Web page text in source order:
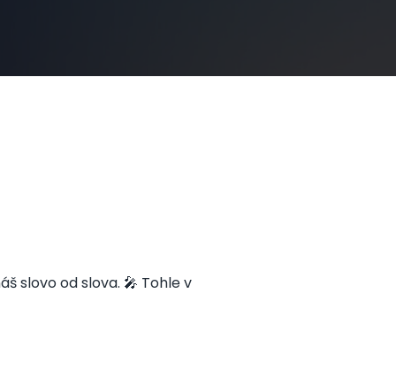
slovo od slova. 🎤 Tohle v